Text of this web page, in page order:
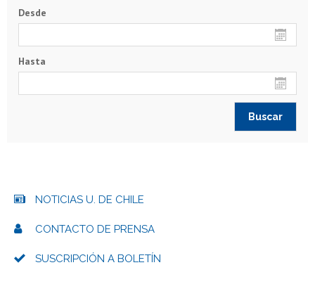
Desde
Hasta
NOTICIAS U. DE CHILE
CONTACTO DE PRENSA
SUSCRIPCIÓN A BOLETÍN